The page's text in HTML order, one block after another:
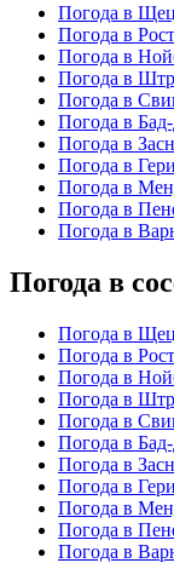
Погода в
Погода в
Погода в
Погода в
Погода в
Погода в
Погода в
Погода в
Погода в
Погода в
Погода в
Погода в
Погода в
Погода в
Погода в
Погода в
Погода в
Погода в
Погода в
Погода в
Погода в
Погода в
Погода в